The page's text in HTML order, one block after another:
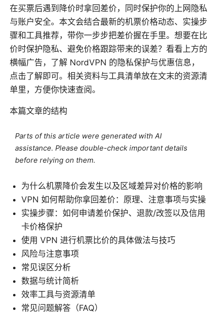
在买票后遇到降价时拿回差价，同时保护你的上网隐私
与账户安全。本文会结合最新的机票价格动态、实操步
骤和工具推荐，带你一步步把差价握在手里。想要在比
价时保护隐私、避免价格跟踪带来的误差？看看上方的
横幅广告，了解 NordVPN 的隐私保护与优惠信息，
点击了解即可。相关资料与工具清单放在文末的资源清
单里，方便你快速查阅。
本篇文章的结构
Parts of this article were generated with AI
assistance. Please double-check important details
before relying on them.
为什么机票降价会发生以及区域差异对价格的影响
VPN 如何帮助你拿回差价：原理、注意事项与实操
实操步骤：如何申请差价保护、退款/改签以及信用
卡价格保护
使用 VPN 进行机票比价的具体做法与技巧
风险与注意事项
常见误区分析
数据与统计简析
效率工具与资源清单
常见问题解答（FAQ）